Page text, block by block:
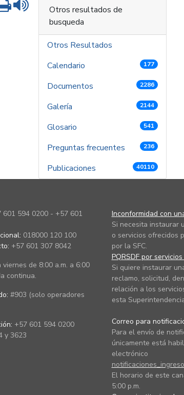
siguiente
Imprimir
Otros resultados de
busqueda
Otros Resultados
Calendario
177
Documentos 2286
Galería 2144
Glosario 541
Preguntas frecuentes 236
Publicaciones 40110
601 594 0200 - +57 601
018000 120 100
+57 601 307 8042
viernes de 8:00 a.m. a 6:00
continua.
#903 (solo operadores
+57 601 594 0200
y 3623
Inconformidad con
Si necesita instaurar
o servicios ofrecidos
por la SFC.
PQRSDF por
Si quiere instaurar
reclamo, solicitud,
relación a los
esta
Correo para
Para el envío de
únicamente está
electrónico
El horario de este
5:00 p.m.